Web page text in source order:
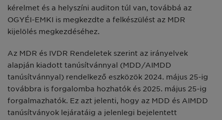
kérelmet és a helyszíni auditon túl van, továbbá az
OGYÉI-EMKI is megkezdte a felkészülést az MDR
kijelölés megkezdéséhez.
Az MDR és IVDR Rendeletek szerint az irányelvek
alapján kiadott tanúsítvánnyal (MDD/AIMDD
tanúsítvánnyal) rendelkező eszközök 2024. május 25-ig
továbbra is forgalomba hozhatók és 2025. május 25-ig
forgalmazhatók. Ez azt jelenti, hogy az MDD és AIMDD
tanúsítványok lejáratáig a jelenlegi bejelentett